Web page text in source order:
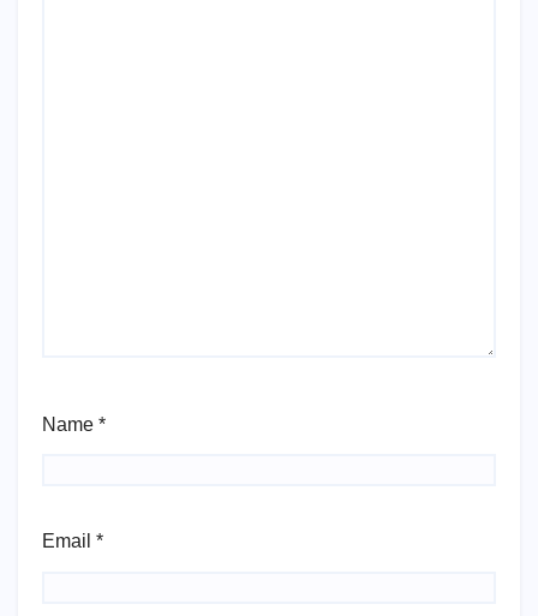
Name *
Email *